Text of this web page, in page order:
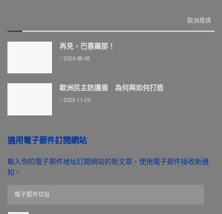
歐洲風情
再見，巴塞羅那！
2026-08-05
歐洲民主防護盾 為何與如何打造
2025-11-20
適用電子郵件訂閱網站
輸入你的電子郵件地址訂閱網站的新文章，使用電子郵件接收新通
知。
郵